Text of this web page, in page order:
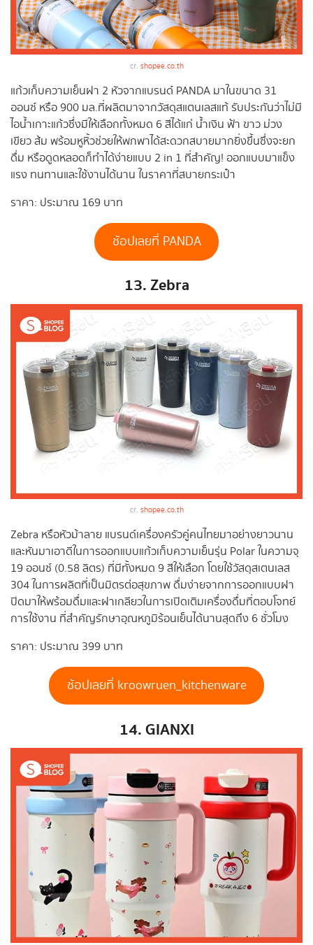
cr. shopee.co.th
แก้วเก็บความเย็นฝา 2 หัวจากแบรนด์ PANDA มาในขนาด 31
ออนซ์ หรือ 900 มล.ที่ผลิตมาจากวัสดุสแตนเลสแท้ รับประกันว่าไม่มี
ไอน้ำเกาะแก้วซึ่งมีให้เลือกทั้งหมด 6 สีได้แก่ น้ำเงิน ฟ้า ขาว ม่วง
เขียว ส้ม พร้อมหูหิ้วช่วยให้พกพาได้สะดวกสบายมากยิ่งขึ้นซึ่งจะยก
ดื่ม หรือดูดหลอดก็ทำได้ง่ายแบบ 2 in 1 ที่สำคัญ! ออกแบบมาแข็ง
แรง ทนทานและใช้งานได้นาน ในราคาที่สบายกระเป๋า
ราคา: ประมาณ 169 บาท
ช้อปเลยที่ PANDA
13. Zebra
cr. shopee.co.th
Zebra หรือหัวม้าลาย แบรนด์เครื่องครัวคู่คนไทยมาอย่างยาวนาน
และหันมาเอาดีในการออกแบบแก้วเก็บความเย็นรุ่น Polar ในความจุ
19 ออนซ์ (0.58 ลิตร) ที่มีทั้งหมด 9 สีให้เลือก โดยใช้วัสดุสเตนเลส
304 ในการผลิตที่เป็นมิตรต่อสุขภาพ ดื่มง่ายจากการออกแบบฝา
ปิดมาให้พร้อมดื่มและฝาเกลียวในการเปิดเติมเครื่องดื่มที่ตอบโจทย์
การใช้งาน ที่สำคัญรักษาอุณหภูมิร้อนเย็นได้นานสุดถึง 6 ชั่วโมง
ราคา: ประมาณ 399 บาท
ช้อปเลยที่ kroowruen_kitchenware
14. GIANXI